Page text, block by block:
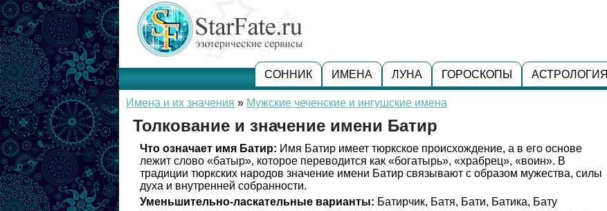
СОННИК ИМЕНА ЛУНА ГОРОСКОПЫ АСТРОЛОГИЯ
Имена и их значения » Мужские чеченские и ингушские имена
Толкование и значение имени Батир
Что означает имя Батир: Имя Батир имеет тюркское происхождение, а в его основе
лежит слово «батыр», которое переводится как «богатырь», «храбрец», «воин». В
традиции тюркских народов значение имени Батир связывают с образом мужества, силы
духа и внутренней собранности.
Уменьшительно-ласкательные варианты: Батирчик, Батя, Бати, Батика, Бату